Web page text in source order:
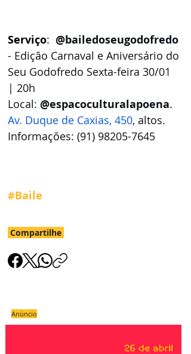
Serviço: @bailedoseugodofredo
- Edição Carnaval e Aniversário do
Seu Godofredo Sexta-feira 30/01
| 20h
Local: @espacoculturalapoena.
Av. Duque de Caxias, 450, altos.
Informações: (91) 98205-7645
#Baile
Compartilhe
Anúncio